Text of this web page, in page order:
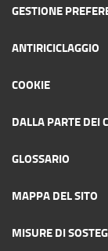
GESTIONE
ANTIRICICLAGGIO
COOKIE
DALLA PARTE DEI
GLOSSARIO
MAPPA DEL SITO
MISURE DI